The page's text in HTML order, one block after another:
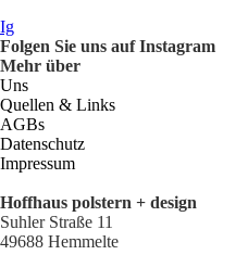
Ig
Folgen Sie uns auf Instagram
Mehr über
Uns
Quellen & Links
AGBs
Datenschutz
Impressum
Hoffhaus polstern + design
Suhler Straße 11
49688 Hemmelte